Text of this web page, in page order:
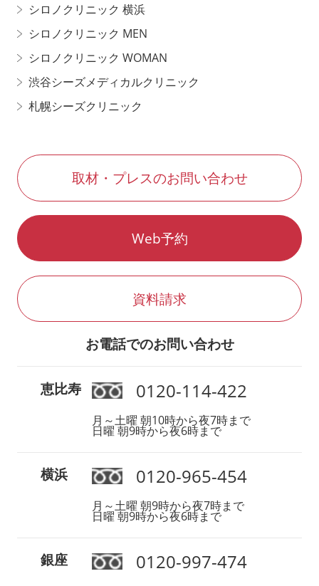
シロノクリニック 横浜
シロノクリニック MEN
シロノクリニック WOMAN
渋谷シーズメディカルクリニック
札幌シーズクリニック
取材・プレスのお問い合わせ
Web予約
資料請求
お電話でのお問い合わせ
恵比寿 0120-114-422
月～土曜 朝10時から夜7時まで
日曜 朝9時から夜6時まで
横浜 0120-965-454
月～土曜 朝9時から夜7時まで
日曜 朝9時から夜6時まで
銀座 0120-997-474